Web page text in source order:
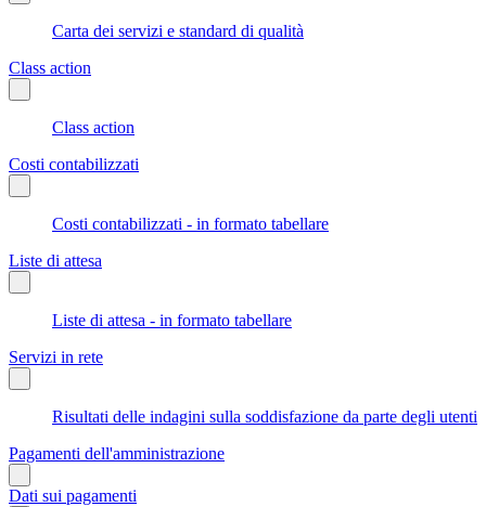
Carta dei servizi e standard di qualità
Class action
Class action
Costi contabilizzati
Costi contabilizzati - in formato tabellare
Liste di attesa
Liste di attesa - in formato tabellare
Servizi in rete
Risultati delle indagini sulla soddisfazione da parte degli utenti
Pagamenti dell'amministrazione
Dati sui pagamenti